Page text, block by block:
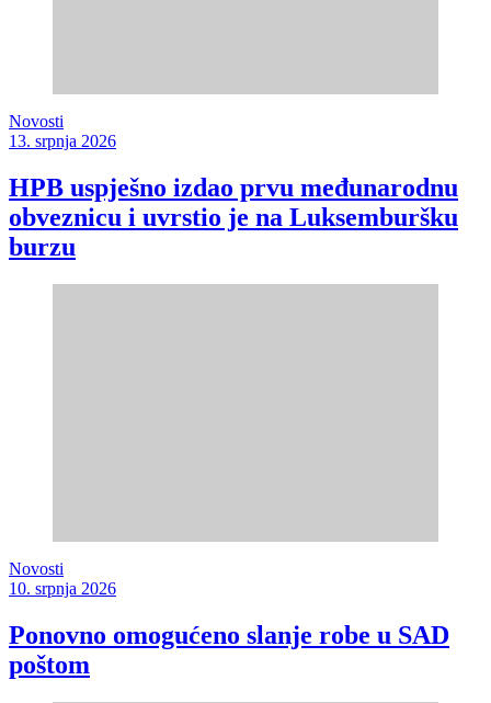
Novosti
13. srpnja 2026
HPB uspješno izdao prvu međunarodnu
obveznicu i uvrstio je na Luksemburšku
burzu
Novosti
10. srpnja 2026
Ponovno omogućeno slanje robe u SAD
poštom